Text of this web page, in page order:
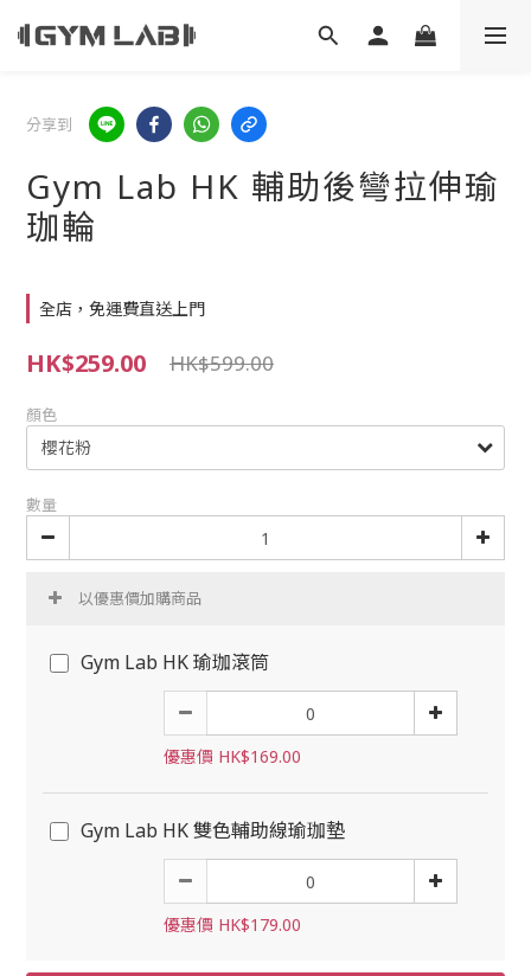
分享到
Gym Lab HK 輔助後彎拉伸瑜
珈輪
全店，免運費直送上門
HK$259.00 HK$599.00
顏色
數量
以優惠價加購商品
Gym Lab HK 瑜珈滾筒
優惠價 HK$169.00
Gym Lab HK 雙色輔助線瑜珈墊
優惠價 HK$179.00